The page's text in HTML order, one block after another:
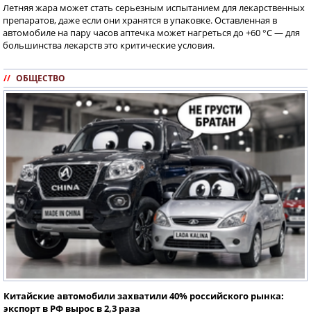
Летняя жара может стать серьезным испытанием для лекарственных
препаратов, даже если они хранятся в упаковке. Оставленная в
автомобиле на пару часов аптечка может нагреться до +60 °C — для
большинства лекарств это критические условия.
// ОБЩЕСТВО
Китайские автомобили захватили 40% российского рынка:
экспорт в РФ вырос в 2,3 раза